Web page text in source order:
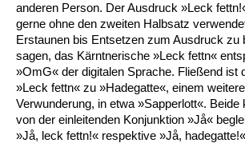
anderen Person. Der Ausdruck »Leck
gerne ohne den zweiten Halbsatz
Erstaunen bis Entsetzen zum Ausdruck zu
sagen, das Kärntnerische »Leck fettn«
»OmG« der digitalen Sprache. Fließend ist
»Leck fettn« zu »Hadegatte«, einem
Verwunderung, in etwa »Sapperlott«. Beide
von der einleitenden Konjunktion »Jå«
»Jå, leck fettn!« respektive »Jå,